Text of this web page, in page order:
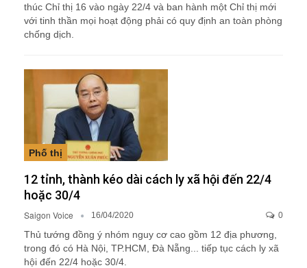
thúc Chỉ thị 16 vào ngày 22/4 và ban hành một Chỉ thị mới
với tinh thần mọi hoạt động phải có quy định an toàn phòng
chống dịch.
Phố thị
12 tỉnh, thành kéo dài cách ly xã hội đến 22/4
hoặc 30/4
Saigon Voice 16/04/2020 0
Thủ tướng đồng ý nhóm nguy cơ cao gồm 12 địa phương,
trong đó có Hà Nội, TP.HCM, Đà Nẵng... tiếp tục cách ly xã
hội đến 22/4 hoặc 30/4.